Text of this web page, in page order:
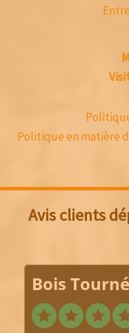
Politique en matière
Avis clients
Bois Tourné